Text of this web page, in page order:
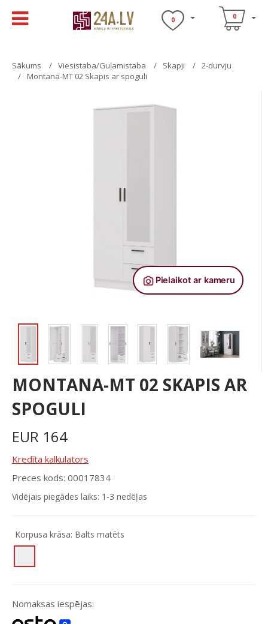
0 0
Sākums Viesistaba/Guļamistaba Skapji
2-durvju
Montana-MT 02 Skapis ar spoguli
MONTANA-MT 02 SKAPIS AR
SPOGULI
EUR 164
Kredīta kalkulators
Preces kods: 00017834
Vidējais piegādes laiks: 1-3 nedēļas
Korpusa krāsa: Balts matēts
Nomaksas iespējas: